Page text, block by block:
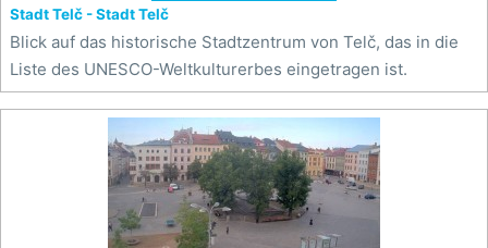
Stadt Telč - Stadt Telč
Blick auf das historische Stadtzentrum von Telč, das in die
Liste des UNESCO-Weltkulturerbes eingetragen ist.